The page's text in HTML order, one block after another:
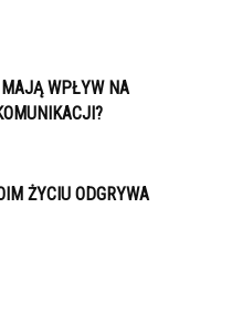
WPŁYW NA
ŻYCIU ODGRYWA